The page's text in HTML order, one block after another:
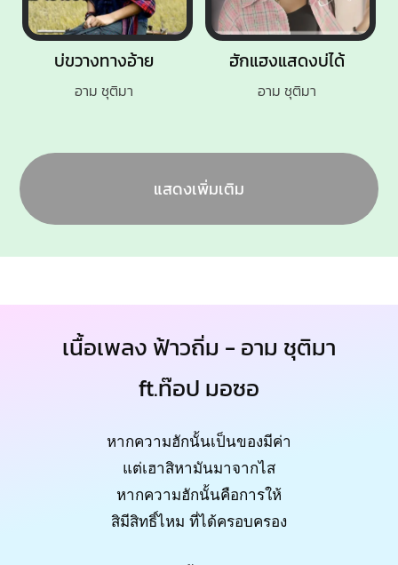
ฮักแฮงแสดงบ่ได้
อาม ชุติมา
บ่ขวางทางอ้าย
อาม ชุติมา
แสดงเพิ่มเติม
เนื้อเพลง ฟ้าวถิ่ม - อาม ชุติมา
ft.ท๊อป มอซอ
หากความฮักนั้นเป็นของมีค่า
แต่เฮาสิหามันมาจากไส
หากความฮักนั้นคือการให้
สิมีสิทธิ์ไหม ที่ได้ครอบครอง